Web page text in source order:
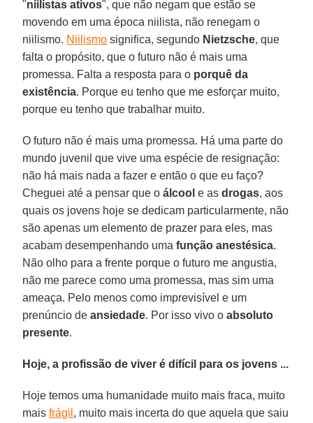
"niilistas ativos", que não negam que estão se
movendo em uma época niilista, não renegam o
niilismo. Niilismo significa, segundo Nietzsche, que
falta o propósito, que o futuro não é mais uma
promessa. Falta a resposta para o porquê da
existência. Porque eu tenho que me esforçar muito,
porque eu tenho que trabalhar muito.
O futuro não é mais uma promessa. Há uma parte do
mundo juvenil que vive uma espécie de resignação:
não há mais nada a fazer e então o que eu faço?
Cheguei até a pensar que oálcool e asdrogas, aos
quais os jovens hoje se dedicam particularmente, não
são apenas um elemento de prazer para eles, mas
acabam desempenhando umafunção anestésica.
Não olho para a frente porque o futuro me angustia,
não me parece como uma promessa, mas sim uma
ameaça. Pelo menos como imprevisível e um
prenúncio deansiedade. Por isso vivo oabsoluto
presente.
Hoje, a profissão de viver é difícil para os jovens ...
Hoje temos uma humanidade muito mais fraca, muito
maisfrágil , muito mais incerta do que aquela que saiu